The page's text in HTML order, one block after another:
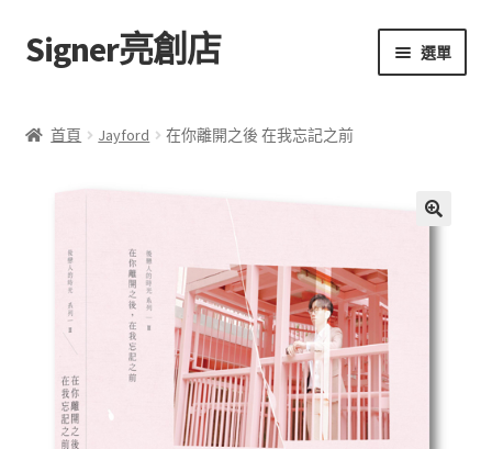
跳
至
覽
跳
至
要
Signer亮創店 選單
學校選書（中學）
「此時此地 看見亮光」2025特展
網上書店
首頁 Jayford 在你離開之後 在我忘記之前